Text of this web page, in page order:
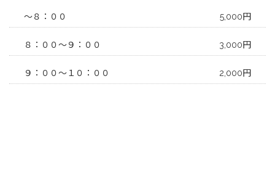
～８：００ 5,000円
８：００～９：００ 3,000円
９：００～１０：００ 2,000円